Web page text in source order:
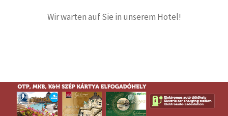
Wir warten auf Sie in unserem Hotel!